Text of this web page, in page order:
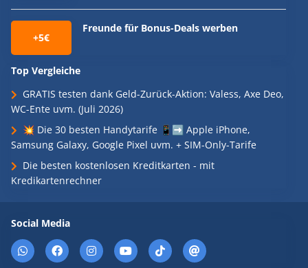
+5€
Freunde für Bonus-Deals werben
Top Vergleiche
GRATIS testen dank Geld-Zurück-Aktion: Valess, Axe Deo,
WC-Ente uvm. (Juli 2026)
💥 Die 30 besten Handytarife 📱➡️ Apple iPhone,
Samsung Galaxy, Google Pixel uvm. + SIM-Only-Tarife
Die besten kostenlosen Kreditkarten - mit
Kredikartenrechner
Social Media